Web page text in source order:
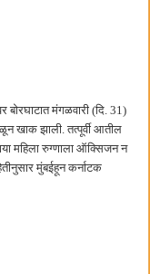
बोरघाटात मंगळवारी (दि. 31)
खाक झाली. तत्पूर्वी आतील
महिला रुग्णाला ऑक्सिजन न
मुंबईहून कर्नाटक